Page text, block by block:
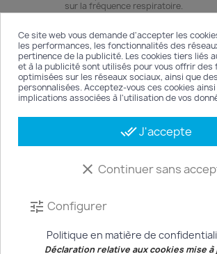
sur la fréquence respiratoire.
Nouveau
Disponible au format PDF, nous
Ce site web vous demande d'accepter les
les performances, les fonctionnalités des
pertinence de la publicité. Les cookies tiers liés
et à la publicité sont utilisés pour vous offrir des
optimisées sur les réseaux sociaux, ainsi que
personnalisées. Acceptez-vous ces cookies ainsi
implications associées à l'utilisation de vos
done_allJ'accepte
clear Continuer sans
tune Configurer
Politique en matière de
Déclaration relative aux cookies mise à